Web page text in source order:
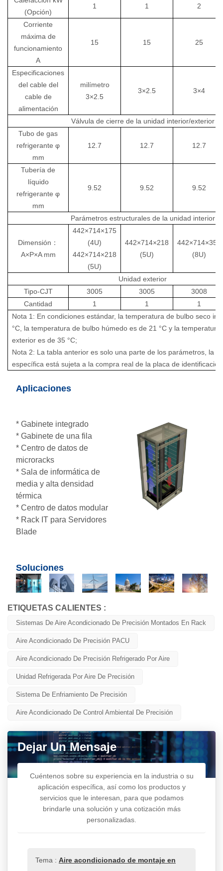
(Opción)
1 1 2
Corriente
máxima de
funcionamiento
A
15 15 25
Especificaciones
del cable del
cable de
alimentación
milímetro
3×2.5
3×2.5 3×4
Válvula de cierre de la unidad interior/exterior
Tubo de gas
refrigerante φ
mm
12.7 12.7 12.7
Tubería de
líquido
refrigerante φ
mm
9.52 9.52 9.52
Parámetros estructurales de la unidad interior
Dimensión ：
A×P×A mm
442×714×175
(4U)
442×714×218
(5U)
442×714×218
(5U)
442×714×351
(8U)
Unidad exterior
Tipo-CJT 3005 3005
3008
Cantidad
1 1
1
Nota 1: En condiciones estándar, la temperatura de bulbo seco
°C, la temperatura de bulbo húmedo es de 21 °C y la
exterior es de 35 °C;
Nota 2: La tabla anterior es solo una parte de los parámetros, la
específica está sujeta a la compra real de la placa de
Aplicaciones
* Gabinete integrado
* Gabinete de una fila
* Centro de datos de
microracks
* Sala de informática de
media y alta densidad
térmica
* Centro de datos modular
* Rack IT para Servidores
Blade
Soluciones
ETIQUETAS CALIENTES :
Sistemas De Aire Acondicionado De Precisión Montados En Rack
Aire Acondicionado De Precisión PACU
Aire Acondicionado De Precisión Refrigerado Por Aire
Unidad Refrigerada Por Aire De Precisión
Sistema De Enfriamiento De Precisión
Aire Acondicionado De Control Ambiental De Precisión
Dejar Un Mensaje
Cuéntenos sobre su experiencia en la industria o su
aplicación específica, así como los productos y
servicios que le interesan, para que podamos
brindarle una solución y una cotización más
personalizadas.
Tema : Aire acondicionado de montaje en